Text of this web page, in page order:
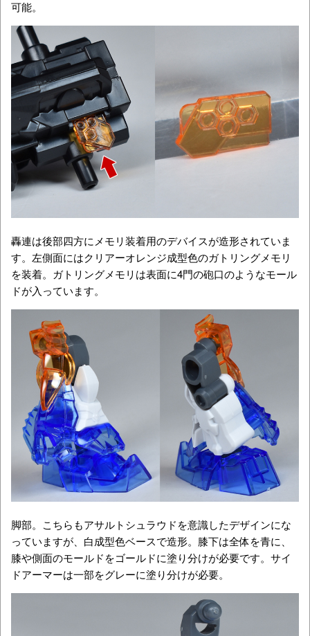
可能。
轟連は後部四方にメモリ装着用のデバイスが造形されていま
す。左側面にはクリアーオレンジ成型色のガトリングメモリ
を装着。ガトリングメモリは表面に4門の砲口のようなモール
ドが入っています。
脚部。こちらもアサルトシュラウドを意識したデザインにな
っていますが、白成型色ベースで造形。膝下は全体を青に、
膝や側面のモールドをゴールドに塗り分けが必要です。サイ
ドアーマーは一部をグレーに塗り分けが必要。